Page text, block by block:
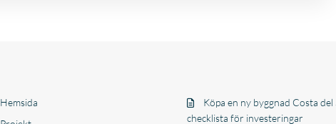
Hemsida
Köpa en ny byggnad Costa del
checklista för investeringar